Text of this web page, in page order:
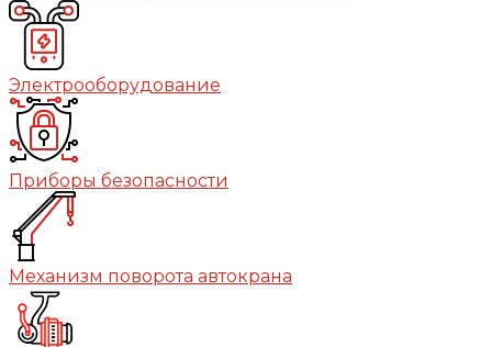
Электрооборудование
Приборы безопасности
Механизм поворота автокрана